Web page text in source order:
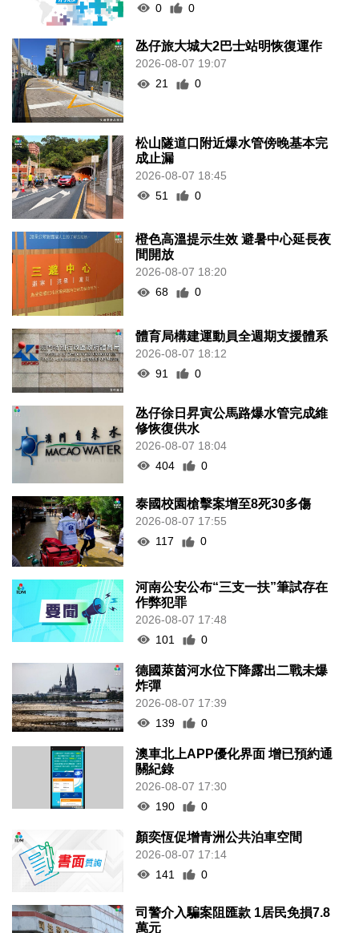
0
0
氹仔旅大城大2巴士站明恢復運作
2026-08-07 19:07
21
0
松山隧道口附近爆水管傍晚基本完
成止漏
2026-08-07 18:45
51
0
橙色高溫提示生效 避暑中心延長夜
間開放
2026-08-07 18:20
68
0
體育局構建運動員全週期支援體系
2026-08-07 18:12
91
0
氹仔徐日昇寅公馬路爆水管完成維
修恢復供水
2026-08-07 18:04
404
0
泰國校園槍擊案增至8死30多傷
2026-08-07 17:55
117
0
河南公安公布“三支一扶”筆試存在
作弊犯罪
2026-08-07 17:48
101
0
德國萊茵河水位下降露出二戰未爆
炸彈
2026-08-07 17:39
139
0
澳車北上APP優化界面 增已預約通
關紀錄
2026-08-07 17:30
190
0
顏奕恆促增青洲公共泊車空間
2026-08-07 17:14
141
0
司警介入騙案阻匯款 1居民免損7.8
萬元